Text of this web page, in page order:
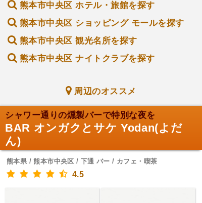
熊本市中央区 ホテル・旅館を探す
熊本市中央区 ショッピング モールを探す
熊本市中央区 観光名所を探す
熊本市中央区 ナイトクラブを探す
周辺のオススメ
シャワー通りの燻製バーで特別な夜を
BAR オンガクとサケ Yodan(よだ
ん)
熊本県 / 熊本市中央区 / 下通 バー / カフェ・喫茶
4.5